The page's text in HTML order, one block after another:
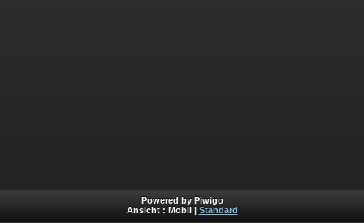
Powered by Piwigo
Ansicht : Mobil Standard